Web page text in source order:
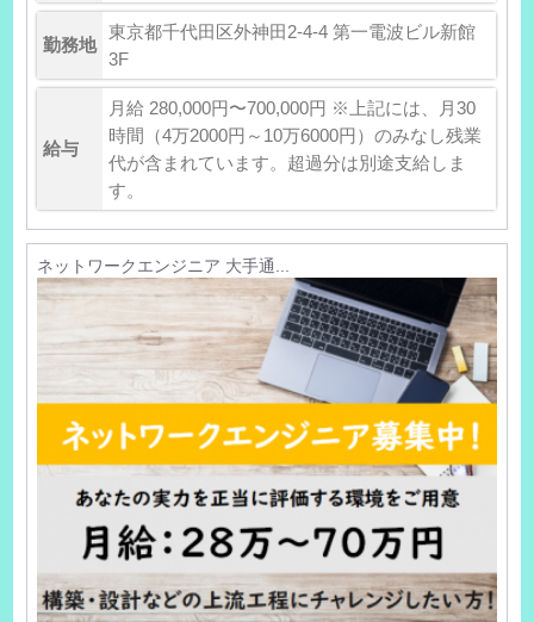
勤務地
東京都千代田区外神田2-4-4 第一電波ビル新館
3F
給与
月給 280,000円〜700,000円 ※上記には、月30
時間（4万2000円～10万6000円）のみなし残業
代が含まれています。超過分は別途支給しま
す。
ネットワークエンジニア 大手通...